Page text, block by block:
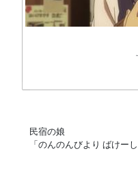
民宿の娘
「のんのんびより ばけー